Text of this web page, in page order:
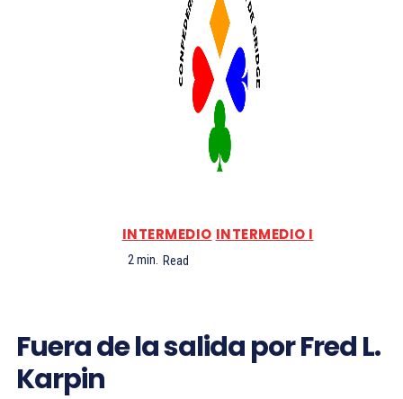
INTERMEDIO INTERMEDIO I
2min. Read
Fuera de la salida por Fred L.
Karpin